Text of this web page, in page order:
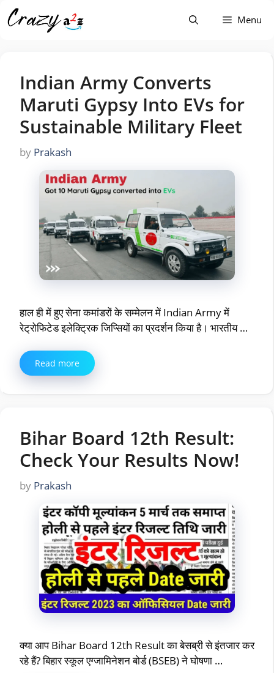
Skip
to
Menu
Indian Army Converts
Maruti Gypsy Into EVs for
Sustainable Military Fleet
by Prakash
हाल ही में हुए सेना कमांडरों के सम्मेलन में Indian Army में
रेट्रोफिटेड इलेक्ट्रिक जिप्सियों का प्रदर्शन किया है। भारतीय …
Read more
Bihar Board 12th Result:
Check Your Results Now!
by Prakash
क्या आप Bihar Board 12th Result का बेसब्री से इंतजार कर
रहे हैं? बिहार स्कूल एग्जामिनेशन बोर्ड (BSEB) ने घोषणा …